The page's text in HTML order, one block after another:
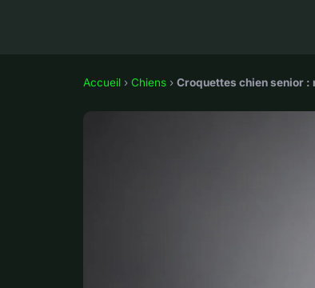
Accueil › Chiens › Croquettes chien senior